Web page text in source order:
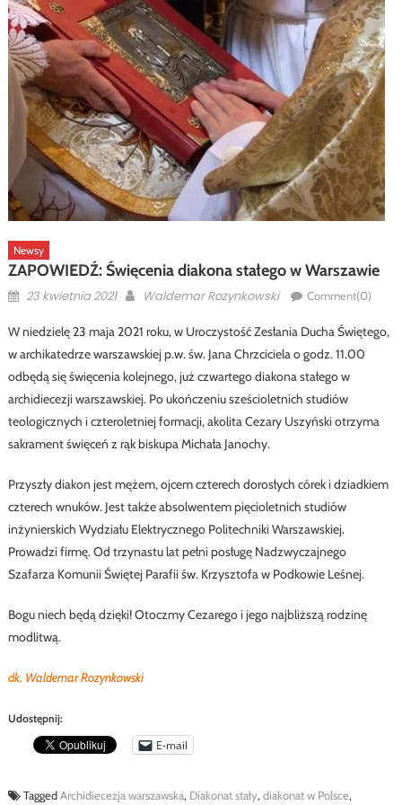
Newsy
ZAPOWIEDŹ: Święcenia diakona stałego w Warszawie
Posted
23 kwietnia 2021 Author
Waldemar Rozynkowski Comment(0)
W niedzielę 23 maja 2021 roku, w Uroczystość Zesłania Ducha Świętego,
w archikatedrze warszawskiej p.w. św. Jana Chrzciciela o godz. 11.00
odbędą się święcenia kolejnego, już czwartego diakona stałego w
archidiecezji warszawskiej. Po ukończeniu sześcioletnich studiów
teologicznych i czteroletniej formacji, akolita Cezary Uszyński otrzyma
sakrament święceń z rąk biskupa Michała Janochy.
Przyszły diakon jest mężem, ojcem czterech dorosłych córek i dziadkiem
czterech wnuków. Jest także absolwentem pięcioletnich studiów
inżynierskich Wydziału Elektrycznego Politechniki Warszawskiej.
Prowadzi firmę. Od trzynastu lat pełni posługę Nadzwyczajnego
Szafarza Komunii Świętej Parafii św. Krzysztofa w Podkowie Leśnej.
Bogu niech będą dzięki! Otoczmy Cezarego i jego najbliższą rodzinę
modlitwą.
dk. Waldemar Rozynkowski
Udostępnij:
E-mail
TaggedArchidiecezja warszawska, Diakonat stały, diakonat w Polsce,